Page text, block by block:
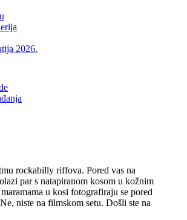
2026.
rockabilly riffova. Pored vas na
par s natapiranom kosom u kožnim
u kosi fotografiraju se pored
niste na filmskom setu. Došli ste na